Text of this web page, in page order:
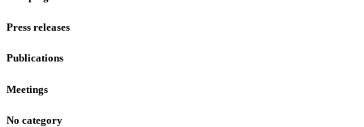
Press releases
Publications
Meetings
No category